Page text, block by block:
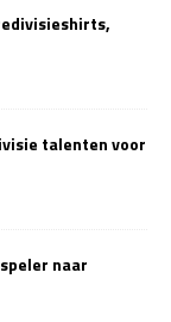
talenten voor
naar